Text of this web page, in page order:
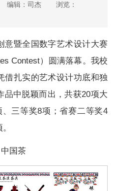
编辑：司杰
浏览：
意暨全国数字艺术设计大赛
Contest）圆满落幕。我校
借扎实的艺术设计功底和独
品中脱颖而出，共获20项大
三等奖8项；省赛二等奖4
中国茶